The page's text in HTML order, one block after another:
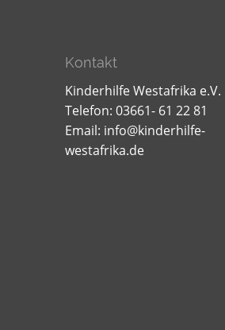
Kontakt
Kinderhilfe Westafrika e.V.
Telefon: 03661- 61 22 81
Email: info@kinderhilfe-
westafrika.de